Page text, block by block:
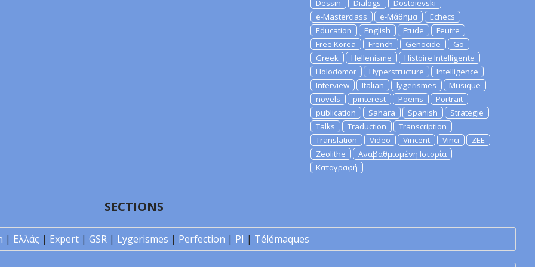
Dessin
Dialogs
Dostoievski
e-Masterclass
e-Μάθημα
Echecs
Education
English Etude
Feutre
Free Korea
French Genocide
Go
Greek
Hellenisme
Histoire Intelligente
Holodomor
Hyperstructure
Intelligence
Interview
Italian lygerismes
Musique
novels
pinterest Poems
Portrait
publication
Sahara Spanish
Strategie
Talks
Traduction
Transcription
Translation
Video Vincent Vinci
ZEE
Zeolithe
Αναβαθμισμένη Ιστορία
Καταγραφή
SECTIONS
| Ελλάς | Expert | GSR | Lygerismes | Perfection | PI | Télémaques